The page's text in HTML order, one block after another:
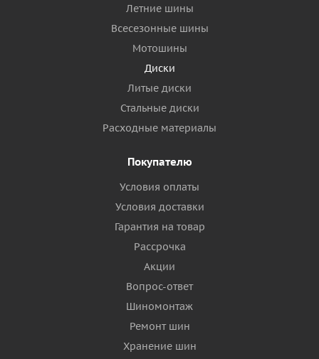
Летние шины
Всесезонные шины
Мотошины
Диски
Литые диски
Стальные диски
Расходные материалы
Покупателю
Условия оплаты
Условия доставки
Гарантия на товар
Рассрочка
Акции
Вопрос-ответ
Шиномонтаж
Ремонт шин
Хранение шин